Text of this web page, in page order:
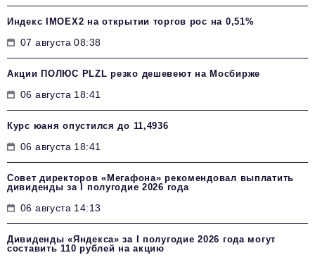
Индекс IMOEX2 на открытии торгов рос на 0,51%
07 августа 08:38
Акции ПОЛЮС PLZL резко дешевеют на Мосбирже
06 августа 18:41
Курс юаня опустился до 11,4936
06 августа 18:41
Совет директоров «Мегафона» рекомендовал выплатить
дивиденды за I полугодие 2026 года
06 августа 14:13
Дивиденды «Яндекса» за I полугодие 2026 года могут
составить 110 рублей на акцию